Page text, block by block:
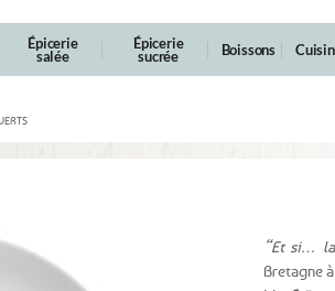
Épicerie
salée
Épicerie
sucrée Boissons
“Et si…
Bretagne